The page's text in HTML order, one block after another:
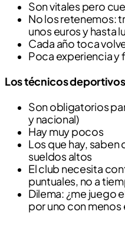
Son vitales pero
No los retenemos:
unos euros y hasta
Cada año toca
Poca experiencia y
Los técnicos
Son obligatorios
y nacional)
Hay muy pocos
Los que hay,
sueldos altos
El club necesita
puntuales, no a
Dilema: ¿me juego
por uno con menos